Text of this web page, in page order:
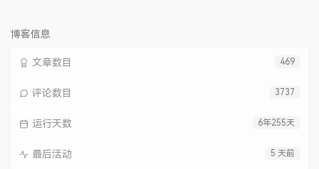
博客信息
469
文章数目
3737
评论数目
6年255天
运行天数
5 天前
最后活动